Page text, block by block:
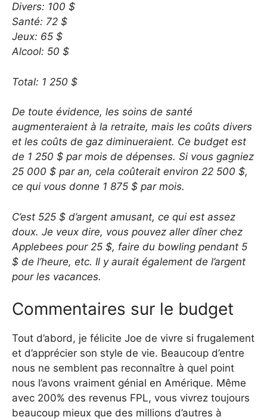
Divers: 100 $
Santé: 72 $
Jeux: 65 $
Alcool: 50 $
Total: 1 250 $
De toute évidence, les soins de santé
augmenteraient à la retraite, mais les coûts divers
et les coûts de gaz diminueraient. Ce budget est
de 1 250 $ par mois de dépenses. Si vous gagniez
25 000 $ par an, cela coûterait environ 22 500 $,
ce qui vous donne 1 875 $ par mois.
C’est 525 $ d’argent amusant, ce qui est assez
doux. Je veux dire, vous pouvez aller dîner chez
Applebees pour 25 $, faire du bowling pendant 5
$ de l’heure, etc. Il y aurait également de l’argent
pour les vacances.
Commentaires sur le budget
Tout d’abord, je félicite Joe de vivre si frugalement
et d’apprécier son style de vie. Beaucoup d’entre
nous ne semblent pas reconnaître à quel point
nous l’avons vraiment génial en Amérique. Même
avec 200% des revenus FPL, vous vivrez toujours
beaucoup mieux que des millions d’autres à